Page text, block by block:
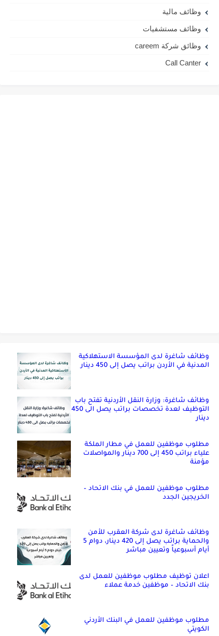
وظائف مالية
وظائف مستشفيات
وظائق شركة careem
Call Canter
وظائف شاغرة لدى المؤسسة الاستهلاكية
المدنية في الأردن براتب يصل إلى 450 دينار
وظائف شاغرة: وزارة النقل الأردنية تفتح باب
التوظيف لعدة تخصصات براتب يصل الى 450
دينار
مطلوب موظفين للعمل في مطار الملكة
علياء براتب 450 إلى 700 دينار والمواصلات
مؤمنة
مطلوب موظفين للعمل في بنك الاتحاد –
الخريجين الجدد
وظائف شاغرة لدى شركة العقرب للأمن
والحماية براتب يصل إلى 420 دينار، دوام 5
أيام أسبوعياً وتعيين مباشر
اعلان توظيف مطلوب موظفين للعمل لدى
بنك الاتحاد – موظفين خدمة عملاء
مطلوب موظفين للعمل في البنك الأردني
الكويتي